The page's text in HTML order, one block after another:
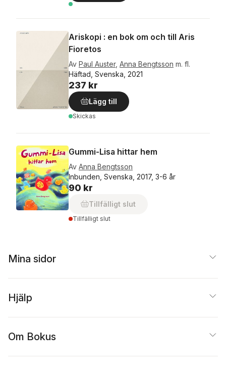
Ariskopi : en bok om och till Aris
Fioretos
Av Paul Auster, Anna Bengtsson m. fl.
Häftad, Svenska, 2021
237 kr
Lägg till
Skickas
Gummi-Lisa hittar hem
Av Anna Bengtsson
Inbunden, Svenska, 2017, 3-6 år
90 kr
Tillfälligt slut
Tillfälligt slut
Mina sidor
Hjälp
Om Bokus